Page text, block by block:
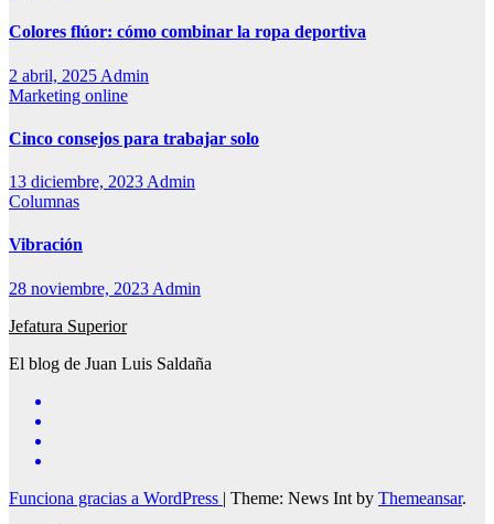
Colores flúor: cómo combinar la ropa deportiva
2 abril, 2025 Admin
Marketing online
Cinco consejos para trabajar solo
13 diciembre, 2023 Admin
Columnas
Vibración
28 noviembre, 2023 Admin
Jefatura Superior
El blog de Juan Luis Saldaña
Funciona gracias a WordPress | Theme: News Int by Themeansar.